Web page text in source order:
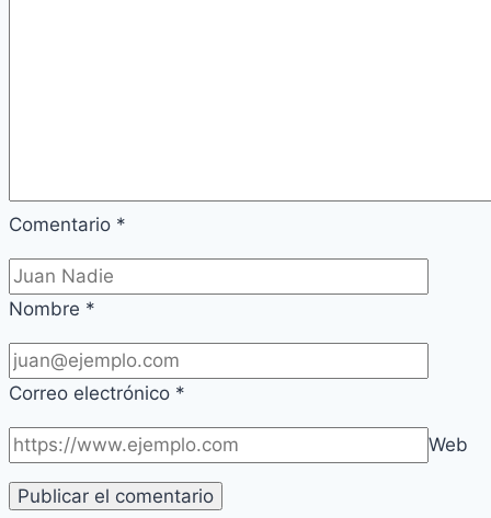
Comentario *
Nombre *
Correo electrónico *
Web